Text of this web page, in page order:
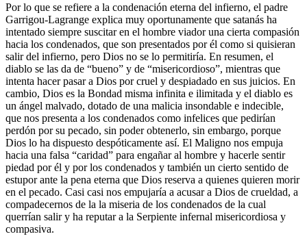
Por lo que se refiere a la condenación eterna del infierno, el padre
Garrigou-Lagrange explica muy oportunamente que satanás ha
intentado siempre suscitar en el hombre viador una cierta compasión
hacia los condenados, que son presentados por él como si quisieran
salir del infierno, pero Dios no se lo permitiría. En resumen, el
diablo se las da de “bueno” y de “misericordioso”, mientras que
intenta hacer pasar a Dios por cruel y despiadado en sus juicios. En
cambio, Dios es la Bondad misma infinita e ilimitada y el diablo es
un ángel malvado, dotado de una malicia insondable e indecible,
que nos presenta a los condenados como infelices que pedirían
perdón por su pecado, sin poder obtenerlo, sin embargo, porque
Dios lo ha dispuesto despóticamente así. El Maligno nos empuja
hacia una falsa “caridad” para engañar al hombre y hacerle sentir
piedad por él y por los condenados y también un cierto sentido de
estupor ante la pena eterna que Dios reserva a quienes quieren morir
en el pecado. Casi casi nos empujaría a acusar a Dios de crueldad, a
compadecernos de la la miseria de los condenados de la cual
querrían salir y ha reputar a la Serpiente infernal misericordiosa y
compasiva.